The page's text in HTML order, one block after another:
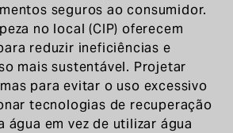
seguros ao consumidor.
no local (CIP) oferecem
reduzir ineficiências e
mais sustentável. Projetar
para evitar o uso excessivo
tecnologias de recuperação
água em vez de utilizar água